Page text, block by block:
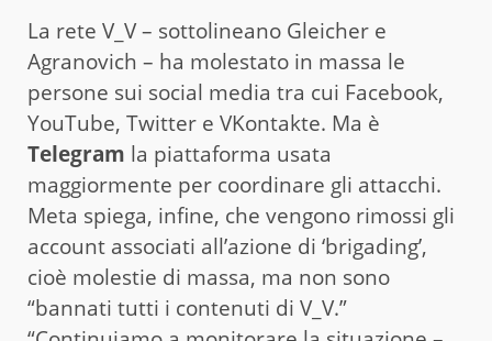
La rete V_V – sottolineano Gleicher e
Agranovich – ha molestato in massa le
persone sui social media tra cui Facebook,
YouTube, Twitter e VKontakte. Ma è
Telegram la piattaforma usata
maggiormente per coordinare gli attacchi.
Meta spiega, infine, che vengono rimossi gli
account associati all’azione di ‘brigading’,
cioè molestie di massa, ma non sono
“bannati tutti i contenuti di V_V.”